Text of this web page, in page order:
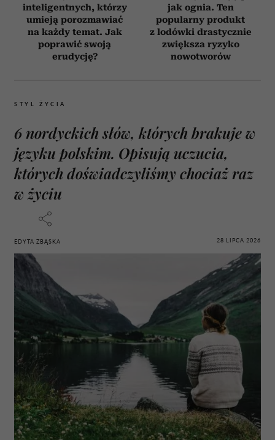
inteligentnych, którzy
umieją porozmawiać
na każdy temat. Jak
poprawić swoją
erudycję?
jak ognia. Ten
popularny produkt
z lodówki drastycznie
zwiększa ryzyko
nowotworów
STYL ŻYCIA
6 nordyckich słów, których brakuje w
języku polskim. Opisują uczucia,
których doświadczyliśmy chociaż raz
w życiu
EDYTA ZBĄSKA 28 LIPCA 2026